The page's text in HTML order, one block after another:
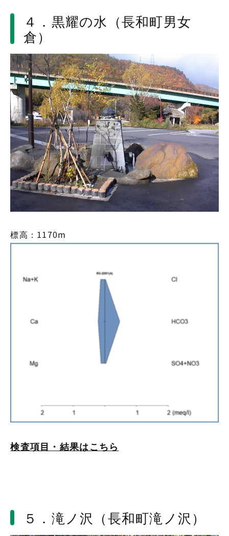
４．黒耀の水（長和町男女
倉）
標高：1170m
検査項目・結果はこちら
５．滝ノ沢（長和町滝ノ沢）